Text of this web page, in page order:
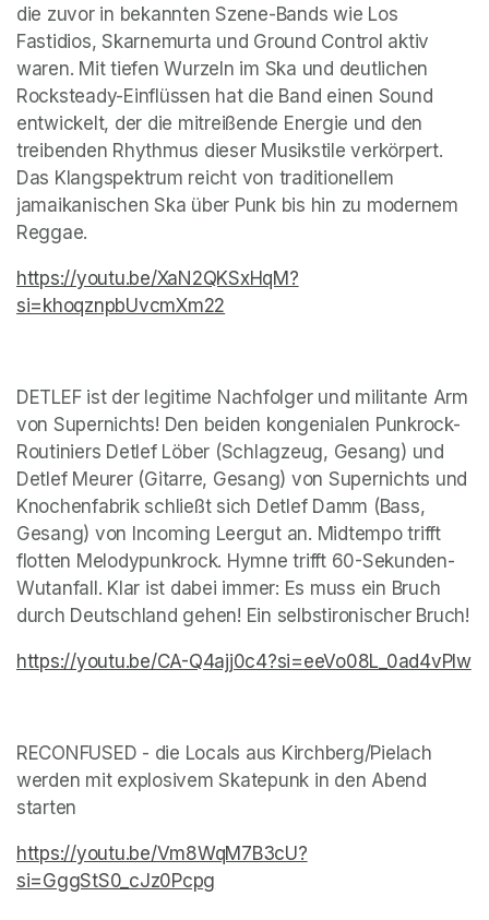
die zuvor in bekannten Szene-Bands wie Los
Fastidios, Skarnemurta und Ground Control aktiv
waren. Mit tiefen Wurzeln im Ska und deutlichen
Rocksteady-Einflüssen hat die Band einen Sound
entwickelt, der die mitreißende Energie und den
treibenden Rhythmus dieser Musikstile verkörpert.
Das Klangspektrum reicht von traditionellem
jamaikanischen Ska über Punk bis hin zu modernem
Reggae.
https://youtu.be/XaN2QKSxHqM?
si=khoqznpbUvcmXm22
DETLEF ist der legitime Nachfolger und militante Arm
von Supernichts! Den beiden kongenialen Punkrock-
Routiniers Detlef Löber (Schlagzeug, Gesang) und
Detlef Meurer (Gitarre, Gesang) von Supernichts und
Knochenfabrik schließt sich Detlef Damm (Bass,
Gesang) von Incoming Leergut an. Midtempo trifft
flotten Melodypunkrock. Hymne trifft 60-Sekunden-
Wutanfall. Klar ist dabei immer: Es muss ein Bruch
durch Deutschland gehen! Ein selbstironischer Bruch!
https://youtu.be/CA-Q4ajj0c4?si=eeVo08L_0ad4vPIw
RECONFUSED - die Locals aus Kirchberg/Pielach
werden mit explosivem Skatepunk in den Abend
starten
https://youtu.be/Vm8WqM7B3cU?
si=GggStS0_cJz0Pcpg